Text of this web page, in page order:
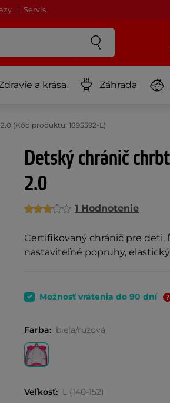
Servis
a krása Záhrada
(Kód produktu: 1895592-L)
Detský chránič
2.0
1 Hodnotenie
Certifikovaný chránič pre deti,
nastaviteľné popruhy,
Možnosť vrátenia do 90 dní
Farba: biela/ružová
Veľkosť: L (140-152)